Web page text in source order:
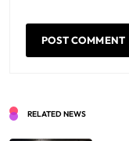
RELATED NEWS